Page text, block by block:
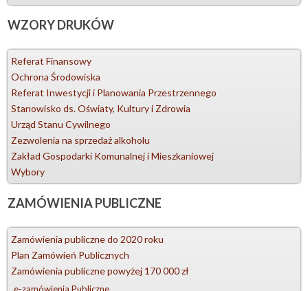
WZORYDRUKÓW
Referat Finansowy
Ochrona Środowiska
Referat Inwestycji i Planowania Przestrzennego
Stanowisko ds. Oświaty, Kultury i Zdrowia
Urząd Stanu Cywilnego
Zezwolenia na sprzedaż alkoholu
Zakład Gospodarki Komunalnej i Mieszkaniowej
Wybory
ZAMÓWIENIAPUBLICZNE
Zamówienia publiczne do 2020 roku
Plan Zamówień Publicznych
Zamówienia publiczne powyżej 170 000 zł